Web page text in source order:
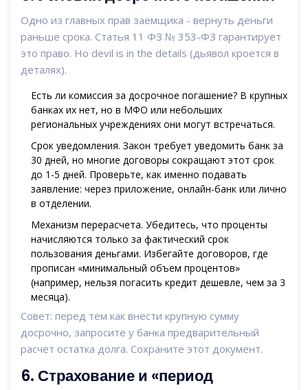
Одно из главных прав заемщика - вернуть деньги
раньше срока. Статья 11 ФЗ № 353-ФЗ гарантирует
это право. Но devil is in the details (дьявол кроется в
деталях).
Есть ли комиссия за досрочное погашение? В крупных
банках их нет, но в МФО или небольших
региональных учреждениях они могут встречаться.
Срок уведомления. Закон требует уведомить банк за
30 дней, но многие договоры сокращают этот срок
до 1-5 дней. Проверьте, как именно подавать
заявление: через приложение, онлайн-банк или лично
в отделении.
Механизм перерасчета. Убедитесь, что проценты
начисляются только за фактический срок
пользования деньгами. Избегайте договоров, где
прописан «минимальный объем процентов»
(например, нельзя погасить кредит дешевле, чем за 3
месяца).
Совет: перед тем как внести крупную сумму
досрочно, запросите у банка предварительный
расчет остатка долга. Сохраните этот документ.
6. Страхование и «период